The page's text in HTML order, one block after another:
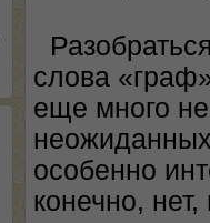
слова
еще много
особенно
конечно,